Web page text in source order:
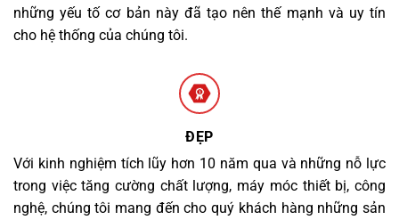
những yếu tố cơ bản này đã tạo nên thế mạnh và uy tín
cho hệ thống của chúng tôi.
ĐẸP
Với kinh nghiệm tích lũy hơn 10 năm qua và những nỗ lực
trong việc tăng cường chất lượng, máy móc thiết bị, công
nghệ, chúng tôi mang đến cho quý khách hàng những sản